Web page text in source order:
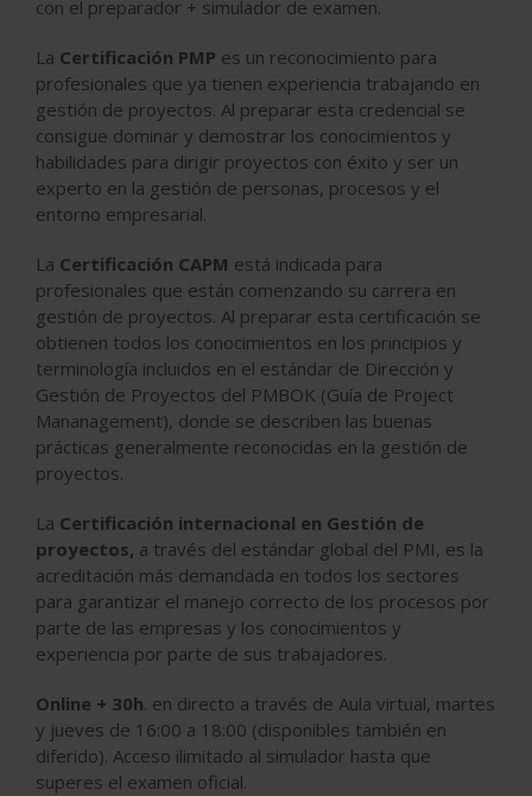
con el preparador + simulador de examen.
La Certificación PMP es un reconocimiento para
profesionales que ya tienen experiencia trabajando en
gestión de proyectos. Al preparar esta credencial se
consigue dominar y demostrar los conocimientos y
habilidades para dirigir proyectos con éxito y ser un
experto en la gestión de personas, procesos y el
entorno empresarial.
La Certificación CAPM está indicada para
profesionales que están comenzando su carrera en
gestión de proyectos. Al preparar esta certificación se
obtienen todos los conocimientos en los principios y
terminología incluidos en el estándar de Dirección y
Gestión de Proyectos del PMBOK (Guía de Project
Mananagement), donde se describen las buenas
prácticas generalmente reconocidas en la gestión de
proyectos.
La Certificación internacional en Gestión de
proyectos, a través del estándar global del PMI, es la
acreditación más demandada en todos los sectores
para garantizar el manejo correcto de los procesos por
parte de las empresas y los conocimientos y
experiencia por parte de sus trabajadores.
Online + 30h. en directo a través de Aula virtual, martes
y jueves de 16:00 a 18:00 (disponibles también en
diferido). Acceso ilimitado al simulador hasta que
superes el examen oficial.